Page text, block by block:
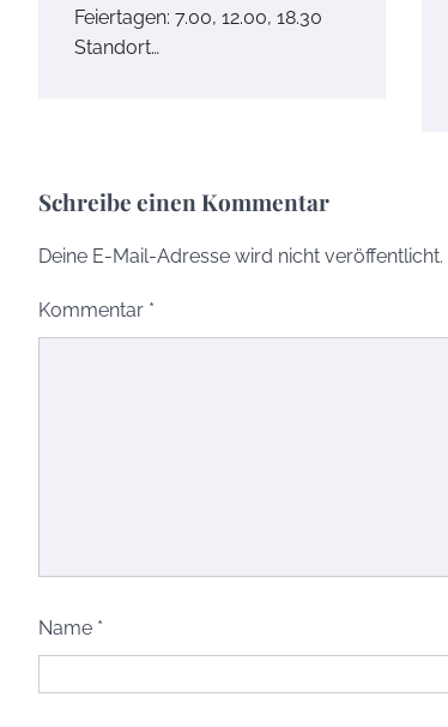
Feiertagen: 7.00, 12.00, 18.30
Standort…
Schreibe einen Kommentar
Deine E-Mail-Adresse wird nicht veröffentlicht.
Kommentar *
Name *